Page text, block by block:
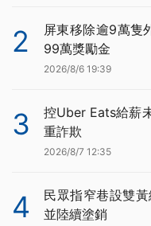
2
屏東移除逾9萬隻
99萬獎勵金
2026/8/6 19:39
3
控Uber Eats給薪
重詐欺
2026/8/7 12:35
4
民眾指窄巷設雙
並陸續塗銷